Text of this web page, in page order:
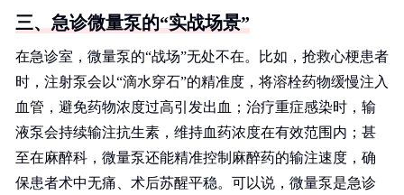
三、急诊微量泵的“实战场景”
在急诊室，微量泵的“战场”无处不在。比如，抢救心梗患者
时，注射泵会以“滴水穿石”的精准度，将溶栓药物缓慢注入
血管，避免药物浓度过高引发出血；治疗重症感染时，输
液泵会持续输注抗生素，维持血药浓度在有效范围内；甚
至在麻醉科，微量泵还能精准控制麻醉药的输注速度，确
保患者术中无痛、术后苏醒平稳。可以说，微量泵是急诊